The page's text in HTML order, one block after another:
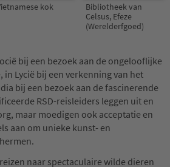
kok
Bibliotheek van
Celsus, Efeze
(Werelderfgoed)
bij een bezoek aan de ongelooflijke
in Lycië bij een verkenning van het
bij een bezoek aan de fascinerende
RSD-reisleiders leggen uit en
maar moedigen ook acceptatie en
aan om unieke kunst- en
naar spectaculaire wilde dieren